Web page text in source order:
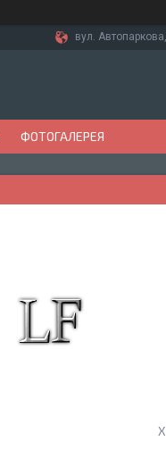
вул.
ФОТОГАЛЕРЕЯ